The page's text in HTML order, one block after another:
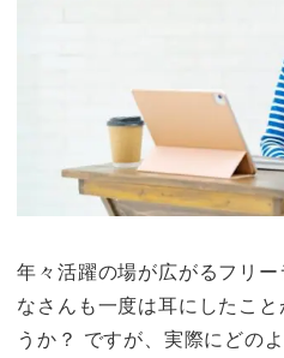
年々活躍の場が広がるフリ
なさんも一度は耳にしたこ
うか？ ですが、実際にどの